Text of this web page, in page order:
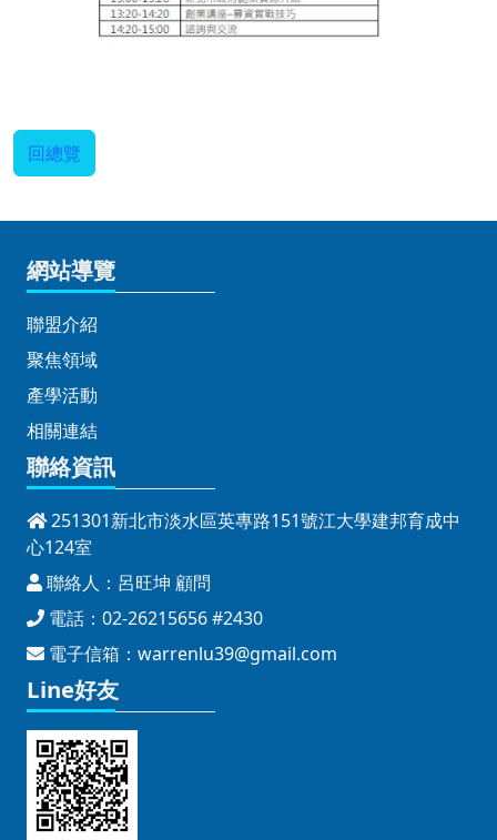
回總覽
網站導覽
聯盟介紹
聚焦領域
產學活動
相關連結
聯絡資訊
251301新北市淡水區英專路151號江大學建邦育成中
心124室
聯絡人：呂旺坤 顧問
電話：02-26215656 #2430
電子信箱： warrenlu39@gmail.com
Line好友